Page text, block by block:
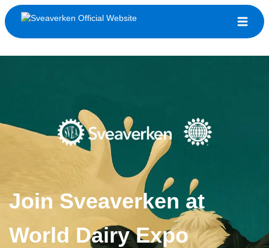
Join Sveaverken at
World Dairy Expo